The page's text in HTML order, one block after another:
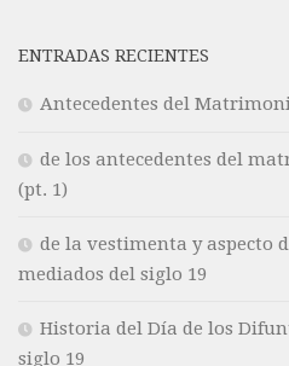
ENTRADAS RECIENTES
Antecedentes del
de los antecedentes del
(pt. 1)
de la vestimenta y aspecto
mediados del siglo 19
Historia del Día de los
siglo 19